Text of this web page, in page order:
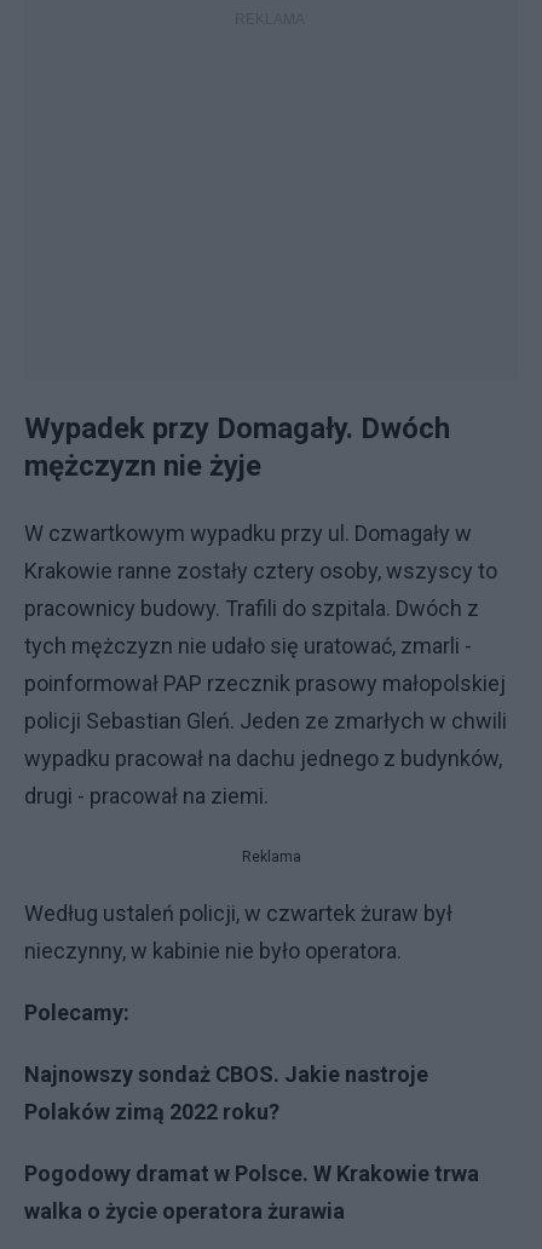
Wypadek przy Domagały. Dwóch
mężczyzn nie żyje
W czwartkowym wypadku przy ul. Domagały w
Krakowie ranne zostały cztery osoby, wszyscy to
pracownicy budowy. Trafili do szpitala. Dwóch z
tych mężczyzn nie udało się uratować, zmarli -
poinformował PAP rzecznik prasowy małopolskiej
policji Sebastian Gleń. Jeden ze zmarłych w chwili
wypadku pracował na dachu jednego z budynków,
drugi - pracował na ziemi.
Reklama
Według ustaleń policji, w czwartek żuraw był
nieczynny, w kabinie nie było operatora.
Polecamy:
Najnowszy sondaż CBOS. Jakie nastroje
Polaków zimą 2022 roku?
Pogodowy dramat w Polsce. W Krakowie trwa
walka o życie operatora żurawia